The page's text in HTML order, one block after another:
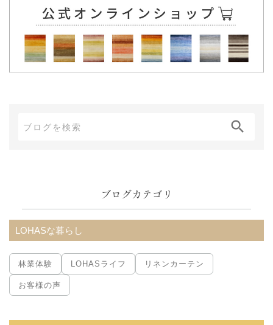
ブ
ブログカテゴリ
LOHASな暮らし
林業体験 LOHASライフ リネンカーテン
お客様の声